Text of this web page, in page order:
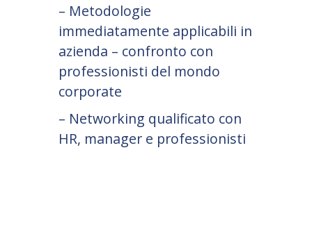
– Metodologie
immediatamente applicabili in
azienda – confronto con
professionisti del mondo
corporate
– Networking qualificato con
HR, manager e professionisti